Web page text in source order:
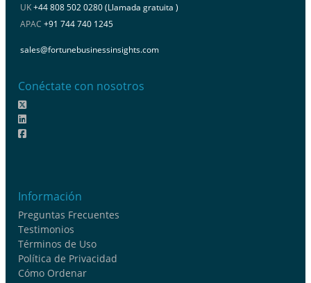
UK+44 808 502 0280 (Llamada gratuita )
APAC +91 744 740 1245
sales@fortunebusinessinsights.com
Conéctate con nosotros
Información
Preguntas Frecuentes
Testimonios
Términos de Uso
Política de Privacidad
Cómo Ordenar